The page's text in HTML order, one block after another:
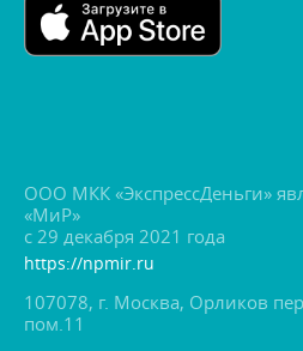
ООО МКК «ЭкспрессДеньги»
«МиР»
с 29 декабря 2021 года
https://npmir.ru
107078, г. Москва, Орликов
пом.11